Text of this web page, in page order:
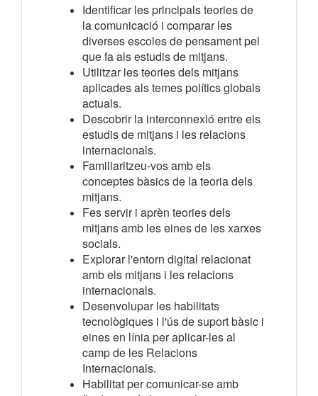
Identificar les principals teories de
la comunicació i comparar les
diverses escoles de pensament pel
que fa als estudis de mitjans.
Utilitzar les teories dels mitjans
aplicades als temes polítics globals
actuals.
Descobrir la interconnexió entre els
estudis de mitjans i les relacions
internacionals.
Familiaritzeu-vos amb els
conceptes bàsics de la teoria dels
mitjans.
Fes servir i aprèn teories dels
mitjans amb les eines de les xarxes
socials.
Explorar l'entorn digital relacionat
amb els mitjans i les relacions
internacionals.
Desenvolupar les habilitats
tecnològiques i l'ús de suport bàsic i
eines en línia per aplicar-les al
camp de les Relacions
Internacionals.
Habilitat per comunicar-se amb